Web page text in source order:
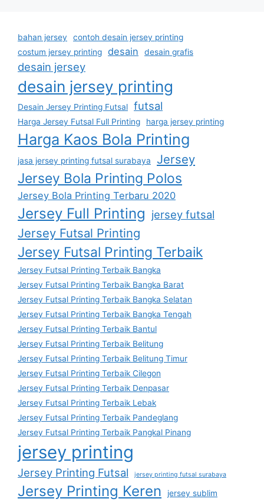
bahan jersey
contoh desain jersey printing
costum jersey printing
desain desain grafis
desain jersey
desain jersey printing
Desain Jersey Printing Futsal futsal
Harga Jersey Futsal Full Printing harga jersey printing
Harga Kaos Bola Printing
jasa jersey printing futsal surabaya Jersey
Jersey Bola Printing Polos
Jersey Bola Printing Terbaru 2020
Jersey Full Printing jersey futsal
Jersey Futsal Printing
Jersey Futsal Printing Terbaik
Jersey Futsal Printing Terbaik Bangka
Jersey Futsal Printing Terbaik Bangka Barat
Jersey Futsal Printing Terbaik Bangka Selatan
Jersey Futsal Printing Terbaik Bangka Tengah
Jersey Futsal Printing Terbaik Bantul
Jersey Futsal Printing Terbaik Belitung
Jersey Futsal Printing Terbaik Belitung Timur
Jersey Futsal Printing Terbaik Cilegon
Jersey Futsal Printing Terbaik Denpasar
Jersey Futsal Printing Terbaik Lebak
Jersey Futsal Printing Terbaik Pandeglang
Jersey Futsal Printing Terbaik Pangkal Pinang
jersey printing
Jersey Printing Futsal jersey printing futsal surabaya
Jersey Printing Keren jersey sublim